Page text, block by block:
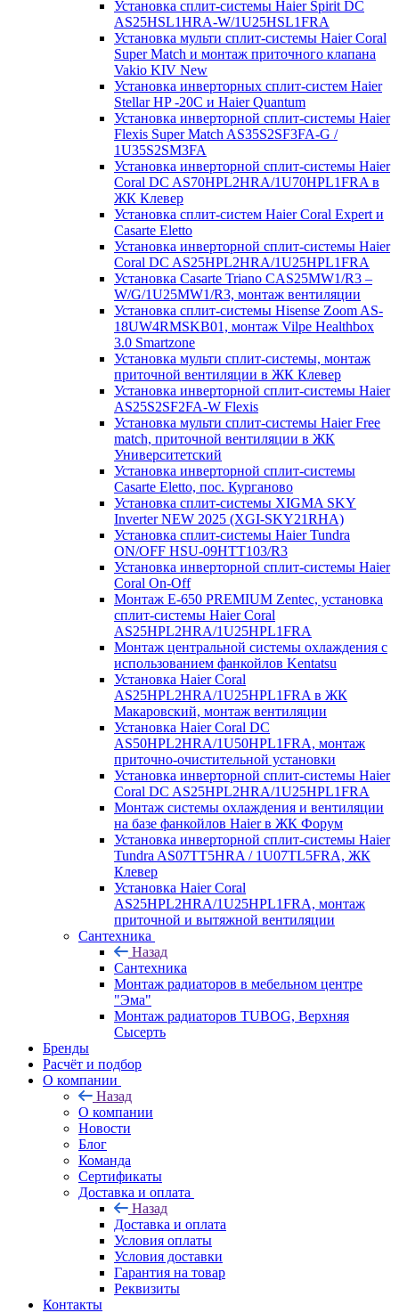
Установка сплит-системы Haier Spirit DC
AS25HSL1HRA-W/1U25HSL1FRA
Установка мульти сплит-системы Haier Coral
Super Match и монтаж приточного клапана
Vakio KIV New
Установка инверторных сплит-систем Haier
Stellar HP -20С и Haier Quantum
Установка инверторной сплит-системы Haier
Flexis Super Match AS35S2SF3FA-G /
1U35S2SM3FA
Установка инверторной сплит-системы Haier
Coral DC AS70HPL2HRA/1U70HPL1FRA в
ЖК Клевер
Установка сплит-систем Haier Coral Expert и
Casarte Eletto
Установка инверторной сплит-системы Haier
Coral DC AS25HPL2HRA/1U25HPL1FRA
Установка Casarte Triano CAS25MW1/R3 –
W/G/1U25MW1/R3, монтаж вентиляции
Установка сплит-системы Hisense Zoom AS-
18UW4RMSKB01, монтаж Vilpe Healthbox
3.0 Smartzone
Установка мульти сплит-системы, монтаж
приточной вентиляции в ЖК Клевер
Установка инверторной сплит-системы Haier
AS25S2SF2FA-W Flexis
Установка мульти сплит-системы Haier Free
match, приточной вентиляции в ЖК
Университетский
Установка инверторной сплит-системы
Casarte Eletto, пос. Курганово
Установка сплит-системы XIGMA SKY
Inverter NEW 2025 (XGI-SKY21RHA)
Установка сплит-системы Haier Tundra
ON/OFF HSU-09HTT103/R3
Установка инверторной сплит-системы Haier
Coral On-Off
Монтаж E-650 PREMIUM Zentec, установка
сплит-системы Haier Coral
AS25HPL2HRA/1U25HPL1FRA
Монтаж центральной системы охлаждения с
использованием фанкойлов Kentatsu
Установка Haier Coral
AS25HPL2HRA/1U25HPL1FRA в ЖК
Макаровский, монтаж вентиляции
Установка Haier Coral DC
AS50HPL2HRA/1U50HPL1FRA, монтаж
приточно-очистительной установки
Установка инверторной сплит-системы Haier
Coral DC AS25HPL2HRA/1U25HPL1FRA
Монтаж системы охлаждения и вентиляции
на базе фанкойлов Haier в ЖК Форум
Установка инверторной сплит-системы Haier
Tundra AS07TT5HRA / 1U07TL5FRA, ЖК
Клевер
Установка Haier Coral
AS25HPL2HRA/1U25HPL1FRA, монтаж
приточной и вытяжной вентиляции
Сантехника
Назад
Сантехника
Монтаж радиаторов в мебельном центре
"Эма"
Монтаж радиаторов TUBOG, Верхняя
Сысерть
Бренды
Расчёт и подбор
О компании
Назад
О компании
Новости
Блог
Команда
Сертификаты
Доставка и оплата
Назад
Доставка и оплата
Условия оплаты
Условия доставки
Гарантия на товар
Реквизиты
Контакты